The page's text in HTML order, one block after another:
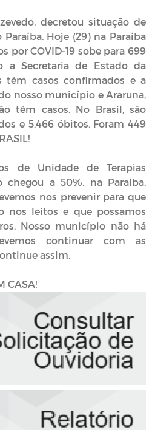
decretou situação de
Hoje (29) na Paraíba
por COVID-19 sobe para 699
a Secretaria de Estado da
têm casos confirmados e a
nosso município e Araruna,
têm casos. No Brasil, são
e 5.466 óbitos. Foram 449
de Unidade de Terapias
chegou a 50%, na Paraíba.
nos prevenir para que
nos leitos e que possamos
Nosso município não há
continuar com as
assim.
CASA!